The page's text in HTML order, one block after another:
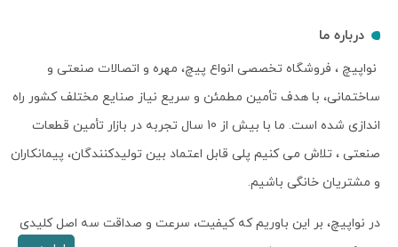
درباره ما
نواپیچ ، فروشگاه تخصصی انواع پیچ، مهره و اتصالات صنعتی و
ساختمانی، با هدف تأمین مطمئن و سریع نیاز صنایع مختلف کشور راه
اندازی شده است. ما با بیش از 10 سال تجربه در بازار تأمین قطعات
صنعتی ، تلاش می کنیم پلی قابل اعتماد بین تولیدکنندگان، پیمانکاران
و مشتریان خانگی باشیم.
در نواپیچ، بر این باوریم که کیفیت، سرعت و صداقت سه اصل کلیدی